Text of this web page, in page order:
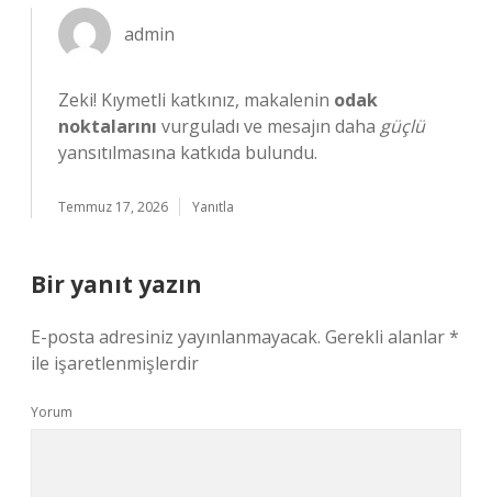
admin
Zeki! Kıymetli katkınız, makalenin odak
noktalarını vurguladı ve mesajın daha güçlü
yansıtılmasına katkıda bulundu.
Temmuz 17, 2026 Yanıtla
Bir yanıt yazın
E-posta adresiniz yayınlanmayacak. Gerekli alanlar*
ile işaretlenmişlerdir
Yorum